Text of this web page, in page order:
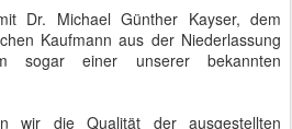
Dr. Michael Günther Kayser, dem
Kaufmann aus der Niederlassung
sogar einer unserer bekannten
wir die Qualität der ausgestellten